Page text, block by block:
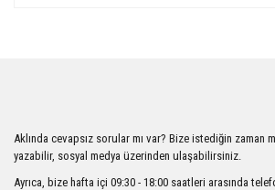
Ürün açıklamasında eksik bilgiler bulunuyor.
Ürün bilgilerinde hatalar bulunuyor.
Aklında cevapsız sorular mı var? Bize istediğin zaman
yazabilir, sosyal medya üzerinden ulaşabilirsiniz.
Ayrıca, bize hafta içi 09:30 - 18:00 saatleri arasında